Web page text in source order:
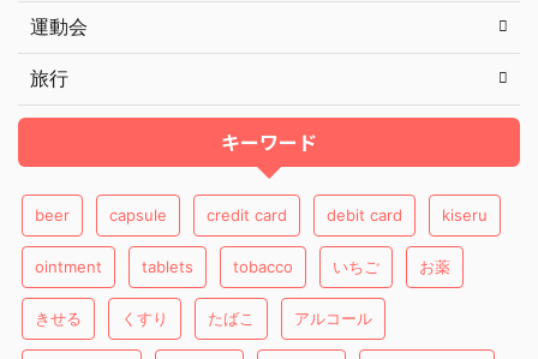
運動会
旅行
キーワード
beer capsule credit card debit card kiseru
ointment tablets tobacco いちご お薬
きせる くすり たばこ アルコール